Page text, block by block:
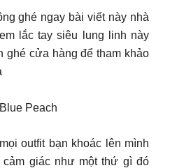
ghé ngay bài viết này nhà
lắc tay siêu lung linh này
ghé cửa hàng để tham khảo
Blue Peach
outfit bạn khoác lên mình
cảm giác như một thứ gì đó